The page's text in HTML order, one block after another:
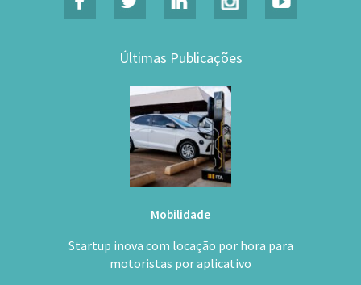
Últimas Publicações
Mobilidade
Startup inova com locação por hora para
motoristas por aplicativo